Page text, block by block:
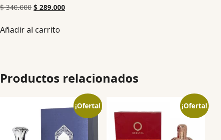
$340.000 $ 289.000
Añadir al carrito
Productos relacionados
¡Oferta! ¡Oferta!